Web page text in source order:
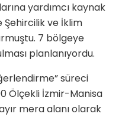
yardımcı kaynak
Şehircilik ve İklim
7 bölgeye
planlanıyordu.
süreci
Ölçekli İzmir-Manisa
mera alanı olarak